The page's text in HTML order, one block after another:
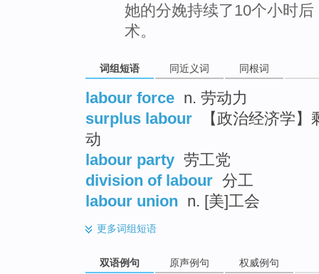
她的分娩持续了10个小时
术。
词组短语 同近义词 同根词
labour force n. 劳动力
surplus labour
【政治经济学
动
labour party 劳工党
division of labour 分工
labour union n. [美]工会
更多词组短语
双语例句 原声例句 权威例句